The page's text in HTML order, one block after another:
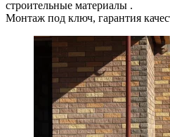
строительные материалы .
Монтаж под ключ, гарантия